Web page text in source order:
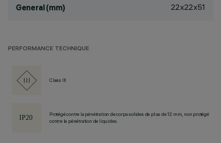
General (mm) 22x22x51
PERFORMANCE TECHNIQUE
Class III
Protégé contre la pénétration de corps solides de plus de 12 mm, non protégé
contre la pénétration de liquides.